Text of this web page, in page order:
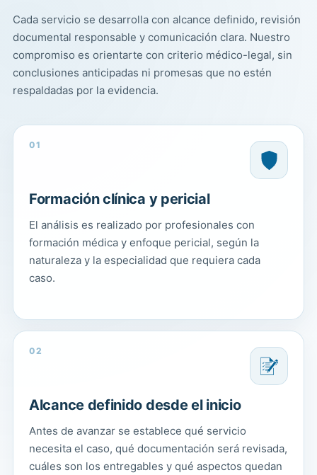
Cada servicio se desarrolla con alcance definido, revisión
documental responsable y comunicación clara. Nuestro
compromiso es orientarte con criterio médico-legal, sin
conclusiones anticipadas ni promesas que no estén
respaldadas por la evidencia.
01
Formación clínica y pericial
El análisis es realizado por profesionales con
formación médica y enfoque pericial, según la
naturaleza y la especialidad que requiera cada
caso.
02
Alcance definido desde el inicio
Antes de avanzar se establece qué servicio
necesita el caso, qué documentación será revisada,
cuáles son los entregables y qué aspectos quedan